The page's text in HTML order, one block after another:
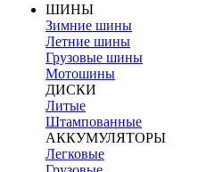
ШИНЫ
Зимние шины
Летние шины
Грузовые шины
Мотошины
ДИСКИ
Литые
Штампованные
АККУМУЛЯТОРЫ
Легковые